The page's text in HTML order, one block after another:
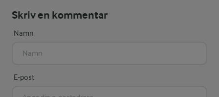
Skriv en kommentar
Namn
E-post